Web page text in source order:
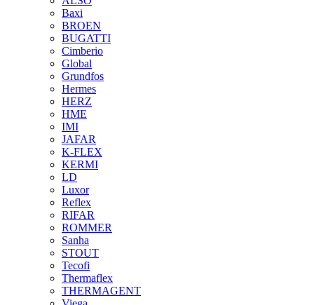
Baxi
BROEN
BUGATTI
Cimberio
Global
Grundfos
Hermes
HERZ
HME
IMI
JAFAR
K-FLEX
KERMI
LD
Luxor
Reflex
RIFAR
ROMMER
Sanha
STOUT
Tecofi
Thermaflex
THERMAGENT